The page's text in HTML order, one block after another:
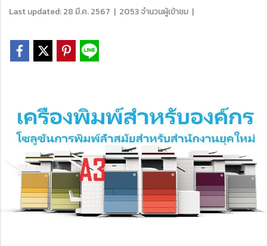
Last updated: 28 มี.ค. 2567 | 2053 จำนวนผู้เข้าชม |